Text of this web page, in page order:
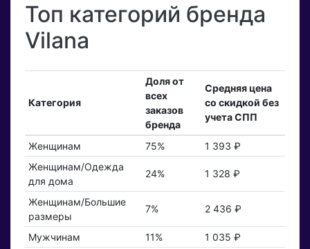
Топ категорий бренда
Vilana
Категория
Доля от
всех
заказов
бренда
Средняя цена
со скидкой без
учета СПП
Женщинам 75%
1 393 ₽
Женщинам/Одежда
для дома
24% 1 328 ₽
Женщинам/Большие
размеры
7% 2 436 ₽
Мужчинам 11%
1 035 ₽